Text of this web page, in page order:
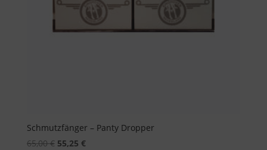
Schmutzfänger – Panty Dropper
65,00€ Ursprünglicher
55,25 €Aktueller